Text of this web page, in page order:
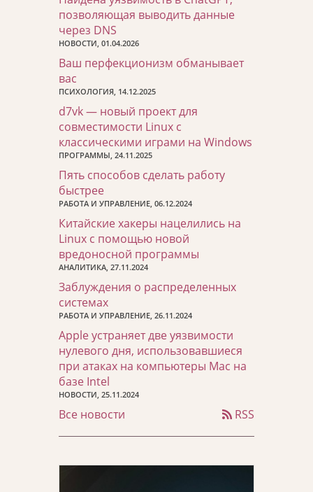
позволяющая выводить данные
через DNS
НОВОСТИ, 01.04.2026
Ваш перфекционизм обманывает
вас
ПСИХОЛОГИЯ, 14.12.2025
d7vk — новый проект для
совместимости Linux с
классическими играми на Windows
ПРОГРАММЫ, 24.11.2025
Пять способов сделать работу
быстрее
РАБОТА И УПРАВЛЕНИЕ, 06.12.2024
Китайские хакеры нацелились на
Linux с помощью новой
вредоносной программы
АНАЛИТИКА, 27.11.2024
Заблуждения о распределенных
системах
РАБОТА И УПРАВЛЕНИЕ, 26.11.2024
Apple устраняет две уязвимости
нулевого дня, использовавшиеся
при атаках на компьютеры Mac на
базе Intel
НОВОСТИ, 25.11.2024
Все новости RSS